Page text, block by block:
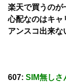
楽天で買うのが
心配なのはキャ
アンスコ出来な
607: SIM無しさ